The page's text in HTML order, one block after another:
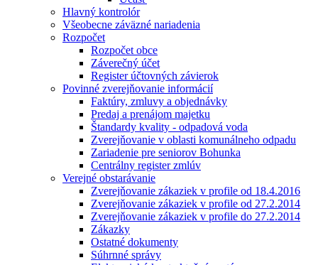
Hlavný kontrolór
Všeobecne záväzné nariadenia
Rozpočet
Rozpočet obce
Záverečný účet
Register účtovných závierok
Povinné zverejňovanie informácií
Faktúry, zmluvy a objednávky
Predaj a prenájom majetku
Štandardy kvality - odpadová voda
Zverejňovanie v oblasti komunálneho odpadu
Zariadenie pre seniorov Bohunka
Centrálny register zmlúv
Verejné obstarávanie
Zverejňovanie zákaziek v profile od 18.4.2016
Zverejňovanie zákaziek v profile od 27.2.2014
Zverejňovanie zákaziek v profile do 27.2.2014
Zákazky
Ostatné dokumenty
Súhrnné správy